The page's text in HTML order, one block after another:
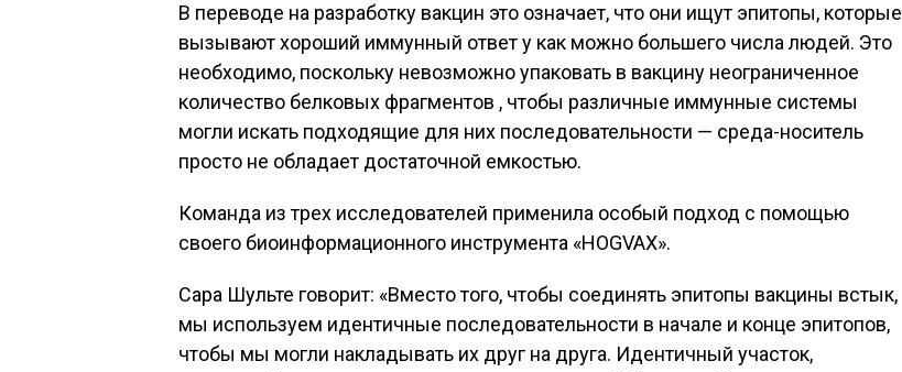
В переводе на разработку вакцин это означает, что они ищут эпитопы, которые
вызывают хороший иммунный ответ у как можно большего числа людей. Это
необходимо, поскольку невозможно упаковать в вакцину неограниченное
количество белковых фрагментов , чтобы различные иммунные системы
могли искать подходящие для них последовательности — среда-носитель
просто не обладает достаточной емкостью.
Команда из трех исследователей применила особый подход с помощью
своего биоинформационного инструмента «HOGVAX».
Сара Шульте говорит: «Вместо того, чтобы соединять эпитопы вакцины встык,
мы используем идентичные последовательности в начале и конце эпитопов,
чтобы мы могли накладывать их друг на друга. Идентичный участок,